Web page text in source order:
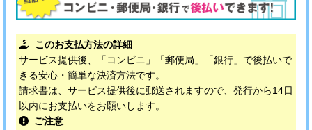
このお支払方法の詳細
サービス提供後、「コンビニ」「郵便局」「銀行」で後払いで
きる安心・簡単な決済方法です。
請求書は、サービス提供後に郵送されますので、発行から14日
以内にお支払いをお願いします。
ご注意